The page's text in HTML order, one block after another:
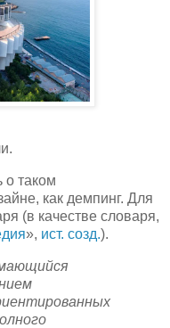
о таком
как демпинг. Для
(в качестве словаря,
», ист. созд.).